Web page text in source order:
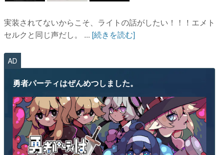
実装されてないからこそ、ライトの話がしたい！！！エメト
セルクと同じ声だし。 ... [続きを読む]
AD
勇者パーティはぜんめつしました。